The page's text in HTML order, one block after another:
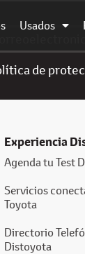
Usados
de
Experiencia
Agenda tu Test
Servicios
Toyota
Directorio
Distoyota